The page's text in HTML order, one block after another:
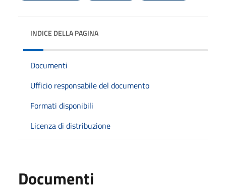
INDICE DELLA PAGINA
Documenti
Ufficio responsabile del documento
Formati disponibili
Licenza di distribuzione
Documenti